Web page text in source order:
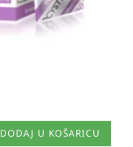
DODAJ U KOŠARICU